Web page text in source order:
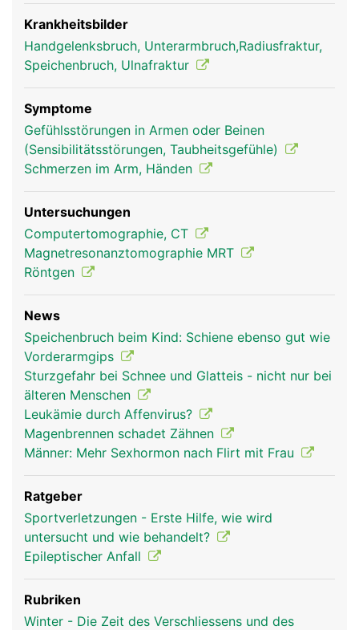
Radius Frau
Krankheitsbilder
Handgelenksbruch, Unterarmbruch,Radiusfraktur,
Speichenbruch, Ulnafraktur
Symptome
Gefühlsstörungen in Armen oder Beinen
(Sensibilitätsstörungen, Taubheitsgefühle)
Schmerzen im Arm, Händen
Untersuchungen
Computertomographie, CT
Magnetresonanztomographie MRT
Röntgen
News
Speichenbruch beim Kind: Schiene ebenso gut wie
Vorderarmgips
Sturzgefahr bei Schnee und Glatteis - nicht nur bei
älteren Menschen
Leukämie durch Affenvirus?
Magenbrennen schadet Zähnen
Männer: Mehr Sexhormon nach Flirt mit Frau
Ratgeber
Sportverletzungen - Erste Hilfe, wie wird
untersucht und wie behandelt?
Epileptischer Anfall
Rubriken
Winter - Die Zeit des Verschliessens und des